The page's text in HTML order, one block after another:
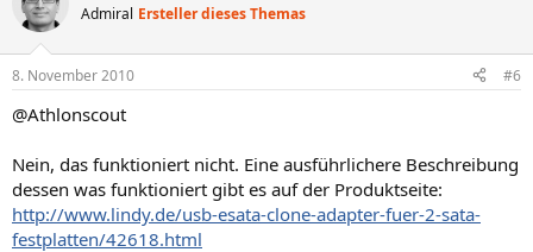
Admiral Ersteller dieses Themas
8. November 2010 #6
@Athlonscout
Nein, das funktioniert nicht. Eine ausführlichere Beschreibung
dessen was funktioniert gibt es auf der Produktseite:
http://www.lindy.de/usb-esata-clone-adapter-fuer-2-sata-
festplatten/42618.html